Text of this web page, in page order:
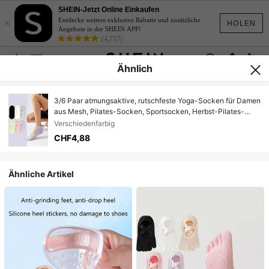
HOLEN
×
SHEIN-Jetzt Online Einkaufen
Entdecke weitere exklusive Rabatte und zusätzliche
Angebote in der SHEIN APP!
(4,717)
Ähnlich
3/6 Paar atmungsaktive, rutschfeste Yoga-Socken für Damen
aus Mesh, Pilates-Socken, Sportsocken, Herbst-Pilates-
Socken
Verschiedenfarbig
CHF4,88
Ähnliche Artikel